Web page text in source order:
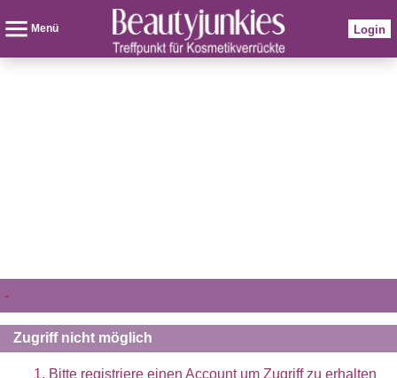
Menü Login
-
Zugriff nicht möglich
Bitte registriere einen Account um Zugriff zu erhalten